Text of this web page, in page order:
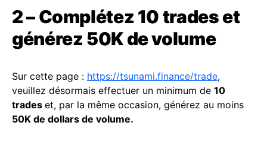
2 – Complétez 10 trades et
générez 50K de volume
Sur cette page : https://tsunami.finance/trade,
veuillez désormais effectuer un minimum de 10
trades et, par la même occasion, générez au moins
50K de dollars de volume.